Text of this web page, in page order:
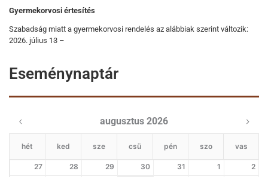
Gyermekorvosi értesítés
Szabadság miatt a gyermekorvosi rendelés az alábbiak szerint változik:
2026. július 13 –
Eseménynaptár
augusztus 2026
hét ked sze csü pén szo vas
27 28 29 30 31 1
2